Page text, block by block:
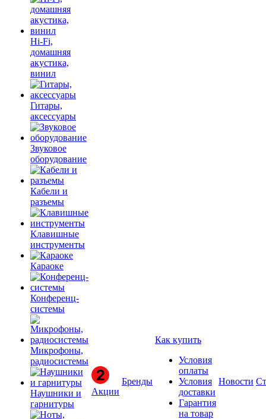
Hi-Fi,
домашняя
акустика,
винил
Гитары,
аксессуары
Звуковое
оборудование
Кабели и
разъемы
Клавишные
инструменты
Караоке
Конференц-
системы
Микрофоны,
радиосистемы
Наушники и
гарнитуры
Акции
Бренды
Как купить
Условия
оплаты
Условия
доставки
Гарантия
на товар
Новости